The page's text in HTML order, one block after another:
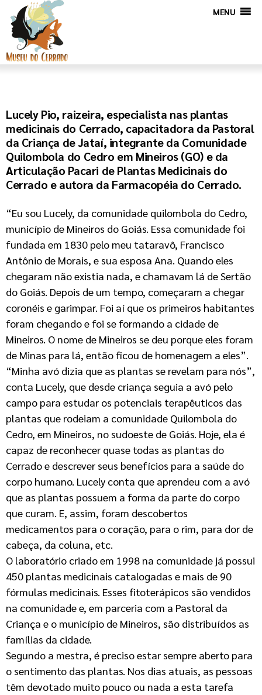
MENU
Lucely Pio, raizeira, especialista nas plantas
medicinais do Cerrado, capacitadora da Pastoral
da Criança de Jataí, integrante da Comunidade
Quilombola do Cedro em Mineiros (GO) e da
Articulação Pacari de Plantas Medicinais do
Cerrado e autora da Farmacopéia do Cerrado.
“Eu sou Lucely, da comunidade quilombola do Cedro,
município de Mineiros do Goiás. Essa comunidade foi
fundada em 1830 pelo meu tataravô, Francisco
Antônio de Morais, e sua esposa Ana. Quando eles
chegaram não existia nada, e chamavam lá de Sertão
do Goiás. Depois de um tempo, começaram a chegar
coronéis e garimpar. Foi aí que os primeiros habitantes
foram chegando e foi se formando a cidade de
Mineiros. O nome de Mineiros se deu porque eles foram
de Minas para lá, então ficou de homenagem a eles”.
“Minha avó dizia que as plantas se revelam para nós”,
conta Lucely, que desde criança seguia a avó pelo
campo para estudar os potenciais terapêuticos das
plantas que rodeiam a comunidade Quilombola do
Cedro, em Mineiros, no sudoeste de Goiás. Hoje, ela é
capaz de reconhecer quase todas as plantas do
Cerrado e descrever seus benefícios para a saúde do
corpo humano. Lucely conta que aprendeu com a avó
que as plantas possuem a forma da parte do corpo
que curam. E, assim, foram descobertos
medicamentos para o coração, para o rim, para dor de
cabeça, da coluna, etc.
O laboratório criado em 1998 na comunidade já possui
450 plantas medicinais catalogadas e mais de 90
fórmulas medicinais. Esses fitoterápicos são vendidos
na comunidade e, em parceria com a Pastoral da
Criança e o município de Mineiros, são distribuídos as
famílias da cidade.
Segundo a mestra, é preciso estar sempre aberto para
o sentimento das plantas. Nos dias atuais, as pessoas
têm devotado muito pouco ou nada a esta tarefa